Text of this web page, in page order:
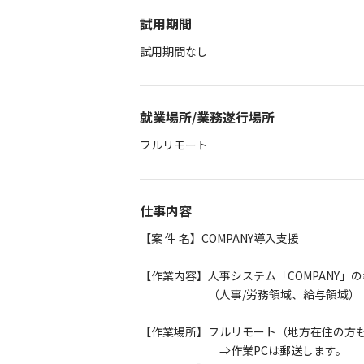
試用期間
試用期間なし
就業場所/業務遂行場所
フルリモート
仕事内容
【案 件 名】COMPANY導入支援
【作業内容】人事システム「COMPANY」
（人事/労務領域、給与領域）
【作業場所】フルリモート（地方在住の方も
⇒作業PCは郵送します。